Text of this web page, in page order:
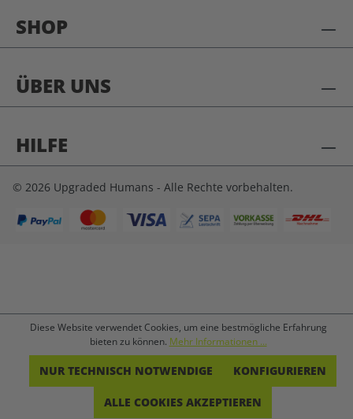
SHOP
ÜBER UNS
HILFE
© 2026 Upgraded Humans - Alle Rechte vorbehalten.
Diese Website verwendet Cookies, um eine bestmögliche Erfahrung
bieten zu können. Mehr Informationen ...
NUR TECHNISCH NOTWENDIGE KONFIGURIEREN
ALLE COOKIES AKZEPTIEREN